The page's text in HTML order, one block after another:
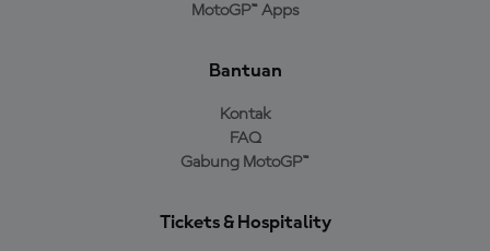
MotoGP™ Apps
Bantuan
Kontak
FAQ
Gabung MotoGP™
Tickets & Hospitality